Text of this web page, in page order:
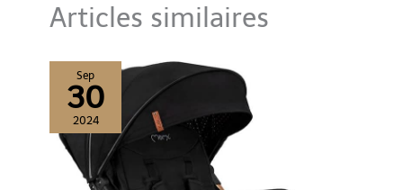
Articles similaires
Sep
30
2024